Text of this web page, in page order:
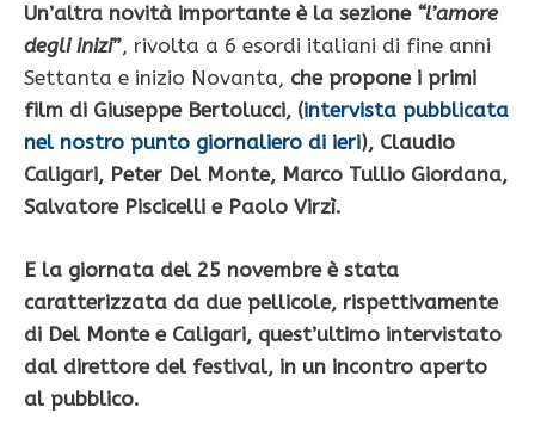
Un’altra novità importante è la sezione “l’amore
degli inizi”, rivolta a 6 esordi italiani di fine anni
Settanta e inizio Novanta, che propone i primi
film di Giuseppe Bertolucci, (intervista pubblicata
nel nostro punto giornaliero di ieri), Claudio
Caligari, Peter Del Monte, Marco Tullio Giordana,
Salvatore Piscicelli e Paolo Virzì.
E la giornata del 25 novembre è stata
caratterizzata da due pellicole, rispettivamente
di Del Monte e Caligari, quest’ultimo intervistato
dal direttore del festival, in un incontro aperto
al pubblico.